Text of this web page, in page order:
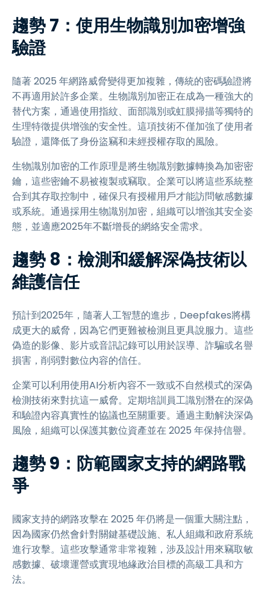
趨勢 7：使用生物識別加密增強
驗證
隨著 2025 年網路威脅變得更加複雜，傳統的密碼驗證將
不再適用於許多企業。生物識別加密正在成為一種強大的
替代方案，通過使用指紋、面部識別或虹膜掃描等獨特的
生理特徵提供增強的安全性。這項技術不僅加強了使用者
驗證，還降低了身份盜竊和未經授權存取的風險。
生物識別加密的工作原理是將生物識別數據轉換為加密密
鑰，這些密鑰不易被複製或竊取。企業可以將這些系統整
合到其存取控制中，確保只有授權用戶才能訪問敏感數據
或系統。通過採用生物識別加密，組織可以增強其安全姿
態，並適應2025年不斷增長的網絡安全需求。
趨勢 8：檢測和緩解深偽技術以
維護信任
預計到2025年，隨著人工智慧的進步，Deepfakes將構
成更大的威脅，因為它們更難被檢測且更具說服力。這些
偽造的影像、影片或音訊記錄可以用於誤導、詐騙或名譽
損害，削弱對數位內容的信任。
企業可以利用使用AI分析內容不一致或不自然模式的深偽
檢測技術來對抗這一威脅。定期培訓員工識別潛在的深偽
和驗證內容真實性的協議也至關重要。通過主動解決深偽
風險，組織可以保護其數位資產並在 2025 年保持信譽。
趨勢 9：防範國家支持的網路戰
爭
國家支持的網路攻擊在 2025 年仍將是一個重大關注點，
因為國家仍然會針對關鍵基礎設施、私人組織和政府系統
進行攻擊。這些攻擊通常非常複雜，涉及設計用來竊取敏
感數據、破壞運營或實現地緣政治目標的高級工具和方
法。